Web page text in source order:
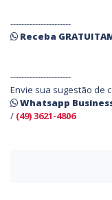
----------------------
Receba
----------------------
Envie sua sugestão de
Whatsapp Business
/ (49) 3621-4806